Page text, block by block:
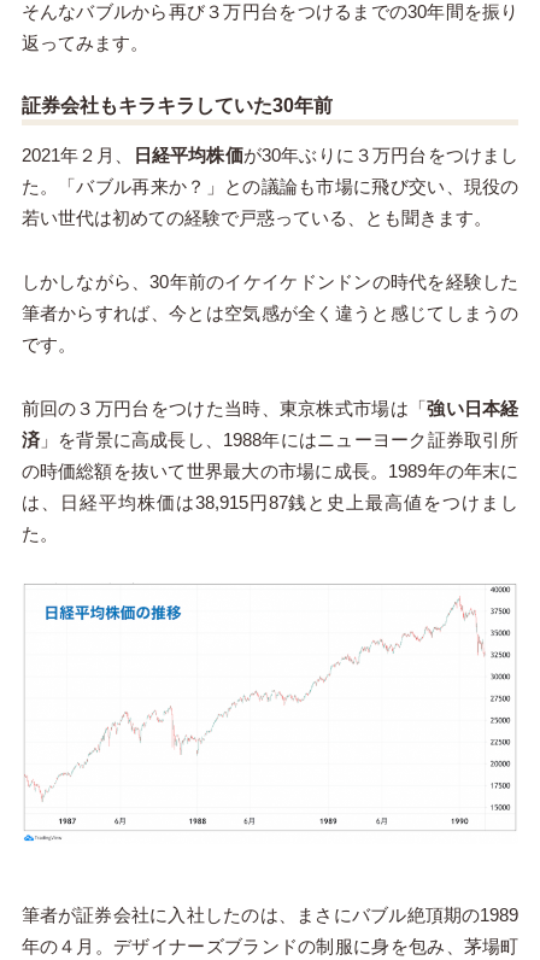
そんなバブルから再び３万円台をつけるまでの30年間を振り
返ってみます。
証券会社もキラキラしていた30年前
2021年２月、 日経平均株価が30年ぶりに３万円台をつけまし
た。「バブル再来か？」との議論も市場に飛び交い、現役の
若い世代は初めての経験で戸惑っている、とも聞きます。
しかしながら、30年前のイケイケドンドンの時代を経験した
筆者からすれば、今とは空気感が全く違うと感じてしまうの
です。
前回の３万円台をつけた当時、東京株式市場は「強い日本経
済」を背景に高成長し、1988年にはニューヨーク証券取引所
の時価総額を抜いて世界最大の市場に成長。1989年の年末に
は、日経平均株価は38,915円87銭と史上最高値をつけまし
た。
筆者が証券会社に入社したのは、まさにバブル絶頂期の1989
年の４月。デザイナーズブランドの制服に身を包み、茅場町